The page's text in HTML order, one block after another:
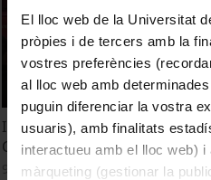
El lloc web de la Universitat
pròpies i de tercers amb la
vostres preferències
al lloc web amb
puguin diferenciar la vostra
usuaris), amb finalitats
interactueu amb el lloc web) i
màrqueting (gestionar la
I Torneo de debate de la
Cuartos de final 1 i 2
9 novembre, 2016